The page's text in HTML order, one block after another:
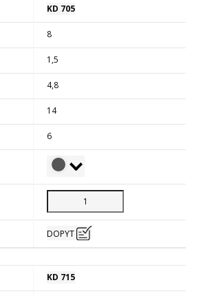
KD 705
8
1,5
4,8
14
6
DOPYT
KD 715